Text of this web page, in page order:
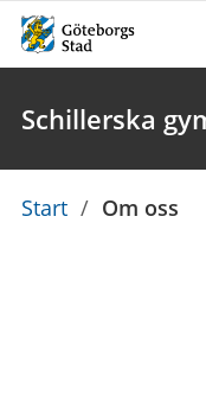
Schillerska
Du
Start / Om oss